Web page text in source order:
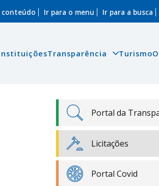
conteúdo Ir para o menu Ir para a busca
Transparência Turismo
Portal da
Licitações
Portal Covid